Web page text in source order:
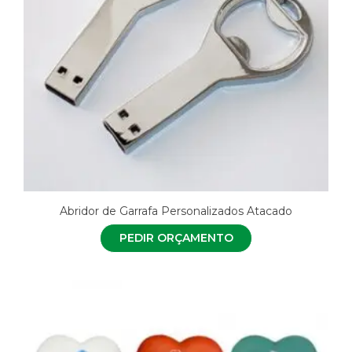
Abridor de Garrafa Personalizados Atacado
PEDIR ORÇAMENTO